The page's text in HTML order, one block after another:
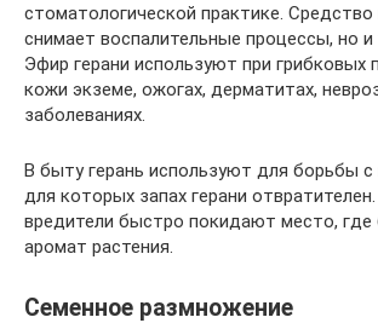
стоматологической практике. Средство
снимает воспалительные процессы, но и
Эфир герани используют при грибковых
кожи экземе, ожогах, дерматитах,
заболеваниях.
В быту герань используют для борьбы
для которых запах герани
вредители быстро покидают место, где
аромат растения.
Семенное размножение